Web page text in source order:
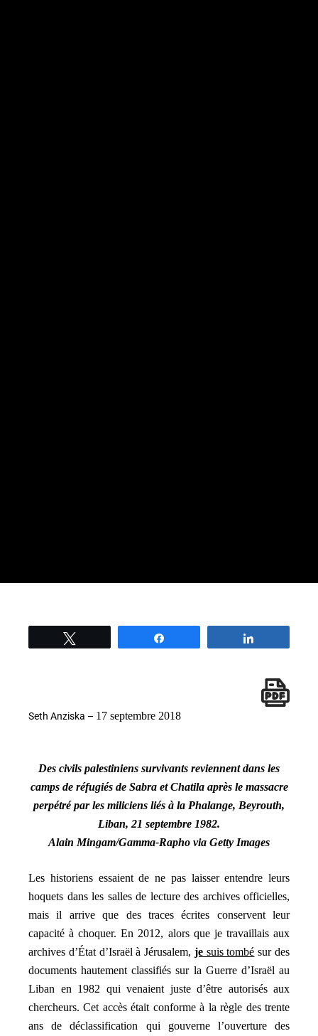
Seth Anziska – 17 septembre 2018
Des civils palestiniens survivants reviennent dans les
camps de réfugiés de Sabra et Chatila après le massacre
perpétré par les miliciens liés à la Phalange, Beyrouth,
Liban, 21 septembre 1982.
Alain Mingam/Gamma-Rapho via Getty Images
Les historiens essaient de ne pas laisser entendre leurs
hoquets dans les salles de lecture des archives officielles,
mais il arrive que des traces écrites conservent leur
capacité à choquer. En 2012, alors que je travaillais aux
archives d’État d’Israël à Jérusalem, jesuis tombé sur des
documents hautement classifiés sur la Guerre d’Israël au
Liban en 1982 qui venaient juste d’être autorisés aux
chercheurs. Cet accès était conforme à la règle des trente
ans de déclassification qui gouverne l’ouverture des